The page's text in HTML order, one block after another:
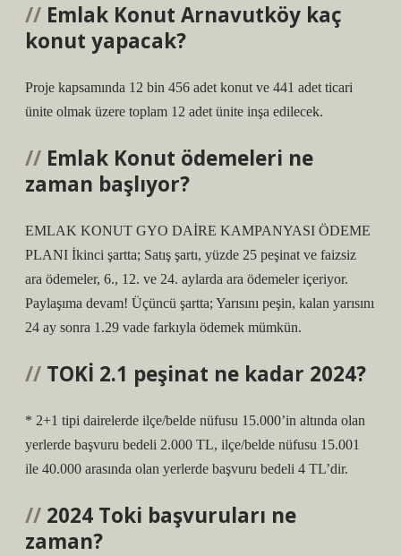
Emlak Konut Arnavutköy kaç
konut yapacak?
Proje kapsamında 12 bin 456 adet konut ve 441 adet ticari
ünite olmak üzere toplam 12 adet ünite inşa edilecek.
Emlak Konut ödemeleri ne
zaman başlıyor?
EMLAK KONUT GYO DAİRE KAMPANYASI ÖDEME
PLANI İkinci şartta; Satış şartı, yüzde 25 peşinat ve faizsiz
ara ödemeler, 6., 12. ve 24. aylarda ara ödemeler içeriyor.
Paylaşıma devam! Üçüncü şartta; Yarısını peşin, kalan yarısını
24 ay sonra 1.29 vade farkıyla ödemek mümkün.
TOKİ 2.1 peşinat ne kadar 2024?
* 2+1 tipi dairelerde ilçe/belde nüfusu 15.000’in altında olan
yerlerde başvuru bedeli 2.000 TL, ilçe/belde nüfusu 15.001
ile 40.000 arasında olan yerlerde başvuru bedeli 4 TL’dir.
2024 Toki başvuruları ne
zaman?